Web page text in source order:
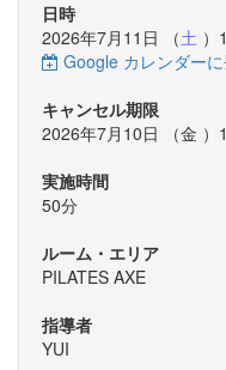
日時
2026年7月11日 （土 ）
Google カレンダー
キャンセル期限
2026年7月10日 （金 ）
実施時間
50分
ルーム・エリア
PILATES AXE
指導者
YUI